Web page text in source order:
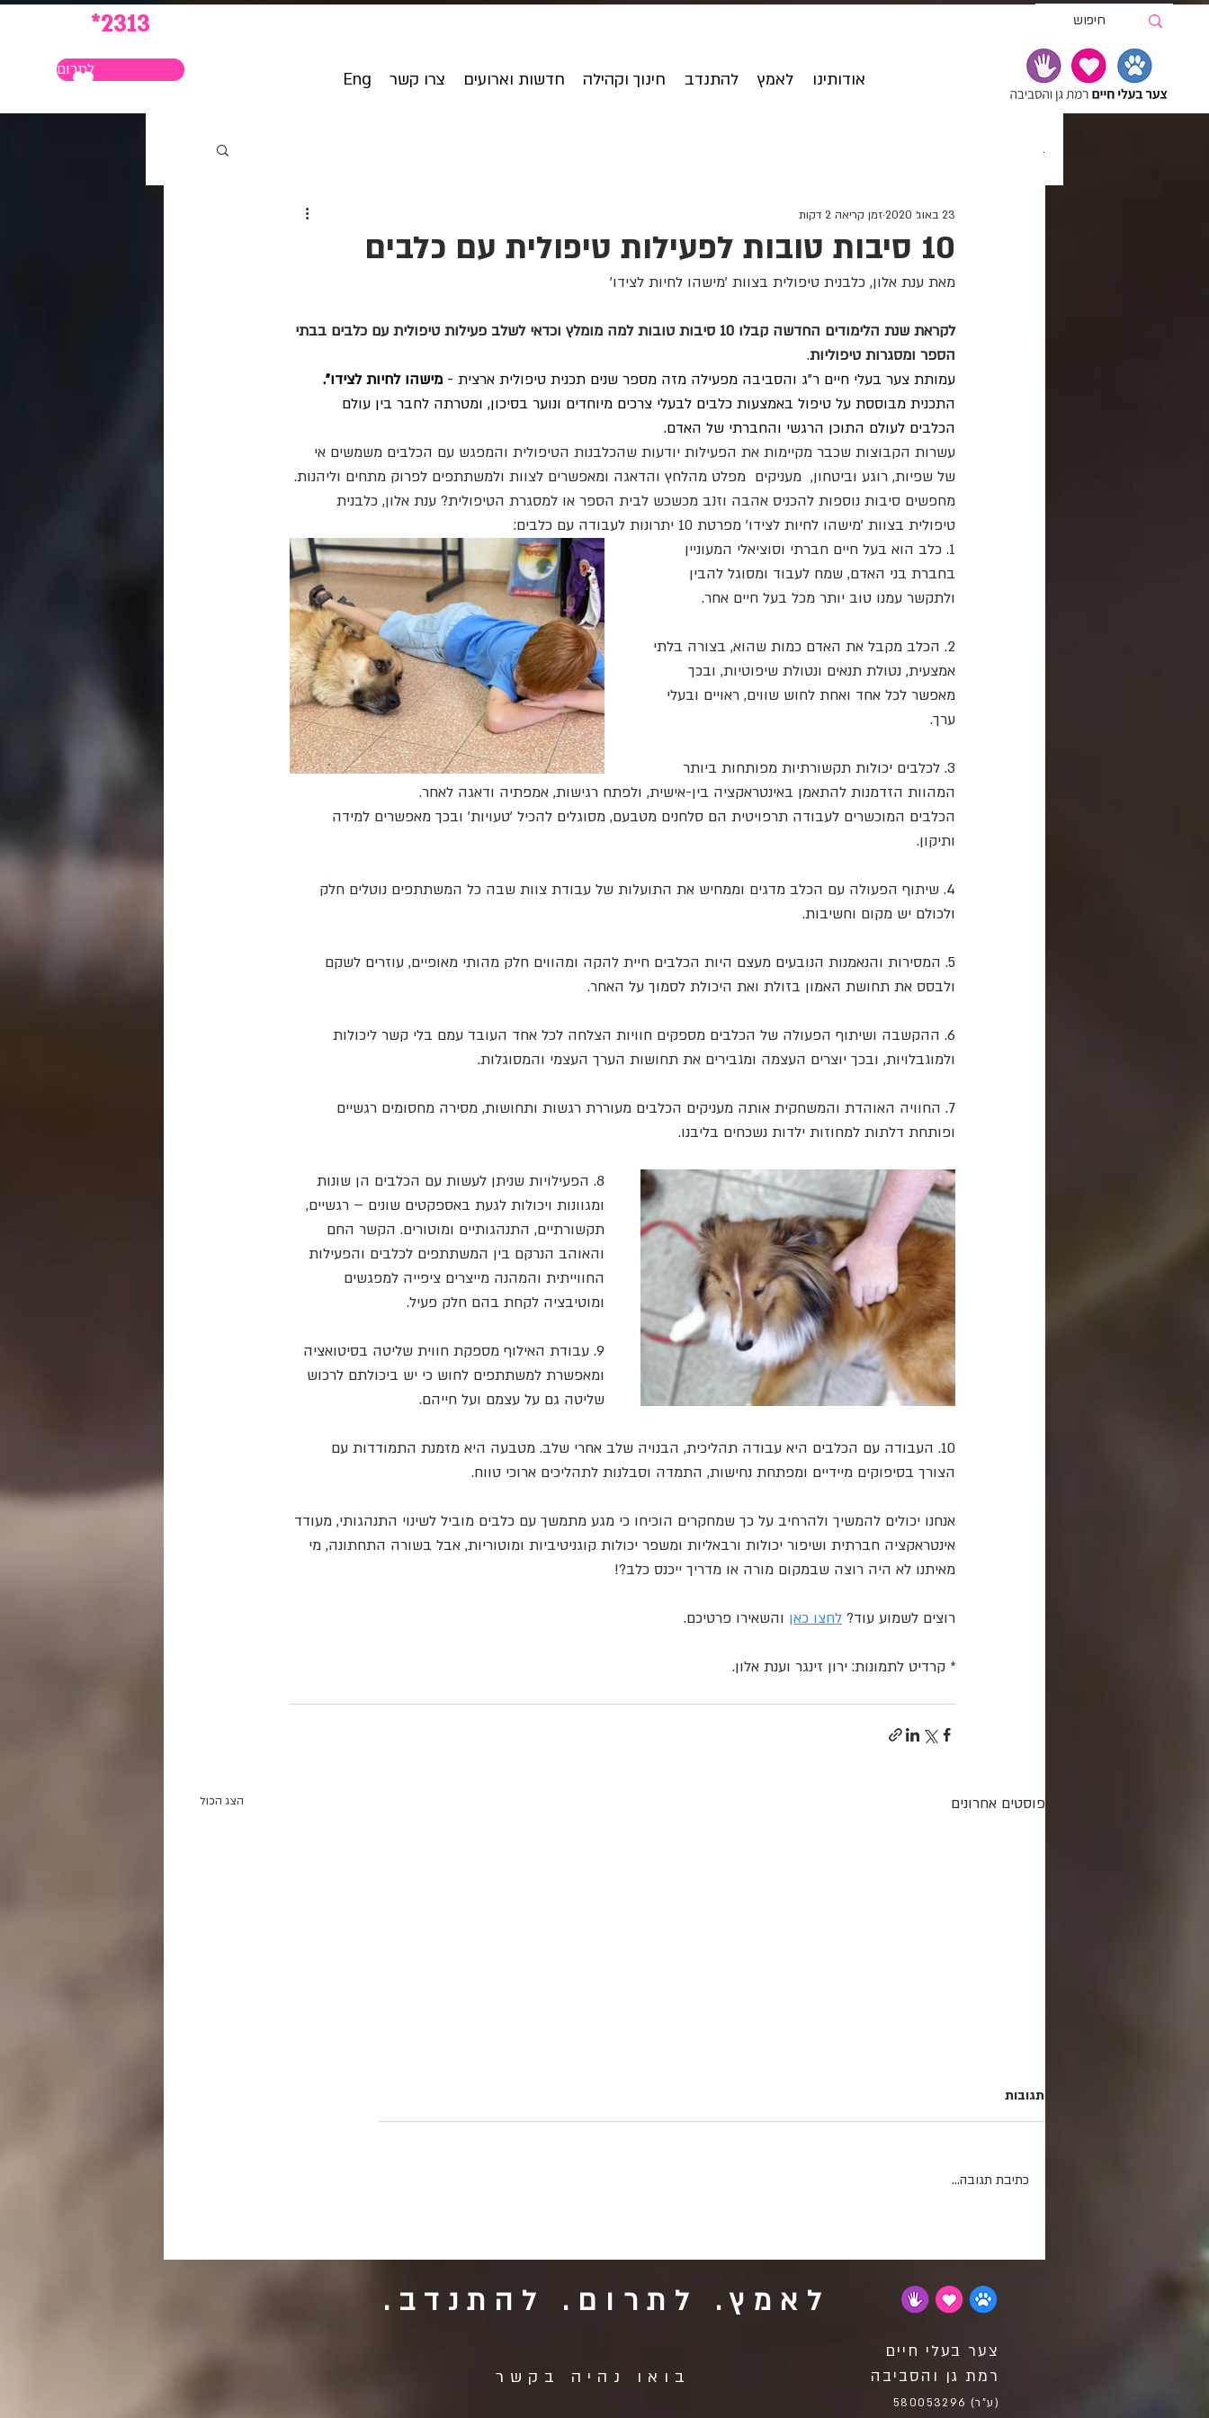
*2313
לתרום אודותינו לאמץ להתנדב חינוך וקהילה חדשות וארועים צרו קשר Eng
.
10 סיבות טובות לפעילות טיפולית עם כלבים
23 באוג׳ 2020 זמן קריאה 2 דקות
מאת ענת אלון, כלבנית טיפולית בצוות 'מישהו לחיות לצידו'
לקראת שנת הלימודים החדשה קבלו 10 סיבות טובות למה מומלץ וכדאי לשלב פעילות טיפולית עם כלבים בבתי
הספר ומסגרות טיפוליות.
עמותת צער בעלי חיים ר"ג והסביבה מפעילה מזה מספר שנים תכנית טיפולית ארצית - מישהו לחיות לצידו".
התכנית מבוססת על טיפול באמצעות כלבים לבעלי צרכים מיוחדים ונוער בסיכון, ומטרתה לחבר בין עולם
הכלבים לעולם התוכן הרגשי והחברתי של האדם.
עשרות הקבוצות שכבר מקיימות את הפעילות יודעות שהכלבנות הטיפולית והמפגש עם הכלבים משמשים אי
של שפיות, רוגע וביטחון,  מעניקים  מפלט מהלחץ והדאגה ומאפשרים לצוות ולמשתתפים לפרוק מתחים וליהנות.
מחפשים סיבות נוספות להכניס אהבה וזנב מכשכש לבית הספר או למסגרת הטיפולית? ענת אלון, כלבנית
טיפולית בצוות 'מישהו לחיות לצידו' מפרטת 10 יתרונות לעבודה עם כלבים:
1. כלב הוא בעל חיים חברתי וסוציאלי המעוניין
בחברת בני האדם, שמח לעבוד ומסוגל להבין
ולתקשר עמנו טוב יותר מכל בעל חיים אחר.
2. הכלב מקבל את האדם כמות שהוא, בצורה בלתי
אמצעית, נטולת תנאים ונטולת שיפוטיות, ובכך
מאפשר לכל אחד ואחת לחוש שווים, ראויים ובעלי
ערך.
3. לכלבים יכולות תקשורתיות מפותחות ביותר
המהוות הזדמנות להתאמן באינטראקציה בין-אישית, ולפתח רגישות, אמפתיה ודאגה לאחר.
הכלבים המוכשרים לעבודה תרפויטית הם סלחנים מטבעם, מסוגלים להכיל 'טעויות' ובכך מאפשרים למידה
ותיקון.
4. שיתוף הפעולה עם הכלב מדגים וממחיש את התועלות של עבודת צוות שבה כל המשתתפים נוטלים חלק
ולכולם יש מקום וחשיבות.
5. המסירות והנאמנות הנובעים מעצם היות הכלבים חיית להקה ומהווים חלק מהותי מאופיים, עוזרים לשקם
ולבסס את תחושת האמון בזולת ואת היכולת לסמוך על האחר.
6. ההקשבה ושיתוף הפעולה של הכלבים מספקים חוויות הצלחה לכל אחד העובד עמם בלי קשר ליכולות
ולמוגבלויות, ובכך יוצרים העצמה ומגבירים את תחושות הערך העצמי והמסוגלות.
7. החוויה האוהדת והמשחקית אותה מעניקים הכלבים מעוררת רגשות ותחושות, מסירה מחסומים רגשיים
ופותחת דלתות למחוזות ילדות נשכחים בליבנו.
8. הפעילויות שניתן לעשות עם הכלבים הן שונות
ומגוונות ויכולות לגעת באספקטים שונים – רגשיים,
תקשורתיים, התנהגותיים ומוטורים. הקשר החם
והאוהב הנרקם בין המשתתפים לכלבים והפעילות
החווייתית והמהנה מייצרים ציפייה למפגשים
ומוטיבציה לקחת בהם חלק פעיל.
9. עבודת האילוף מספקת חווית שליטה בסיטואציה
ומאפשרת למשתתפים לחוש כי יש ביכולתם לרכוש
שליטה גם על עצמם ועל חייהם.
10. העבודה עם הכלבים היא עבודה תהליכית, הבנויה שלב אחרי שלב. מטבעה היא מזמנת התמודדות עם
הצורך בסיפוקים מיידיים ומפתחת נחישות, התמדה וסבלנות לתהליכים ארוכי טווח.
אנחנו יכולים להמשיך ולהרחיב על כך שמחקרים הוכיחו כי מגע מתמשך עם כלבים מוביל לשינוי התנהגותי, מעודד
אינטראקציה חברתית ושיפור יכולות ורבאליות ומשפר יכולות קוגניטיביות ומוטוריות, אבל בשורה התחתונה, מי
מאיתנו לא היה רוצה שבמקום מורה או מדריך ייכנס כלב?!
רוצים לשמוע עוד? לחצו כאן והשאירו פרטיכם.
* קרדיט לתמונות: ירון זינגר וענת אלון.
פוסטים אחרונים הצג הכול
לבעלי החיים
כפר-סבא
את שנת 2020
תגובות
כתיבת תגובה...
בואו נהיה בקשר
צער בעלי חיים
רמת גן והסביבה
(ע"ר) 580053296
לאמץ. לתרום. להתנדב.